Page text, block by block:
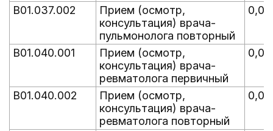
B01.037.002
Прием (осмотр,
консультация) врача-
пульмонолога повторный
B01.040.001
Прием (осмотр,
консультация) врача-
ревматолога первичный
B01.040.002
Прием (осмотр,
консультация) врача-
ревматолога повторный